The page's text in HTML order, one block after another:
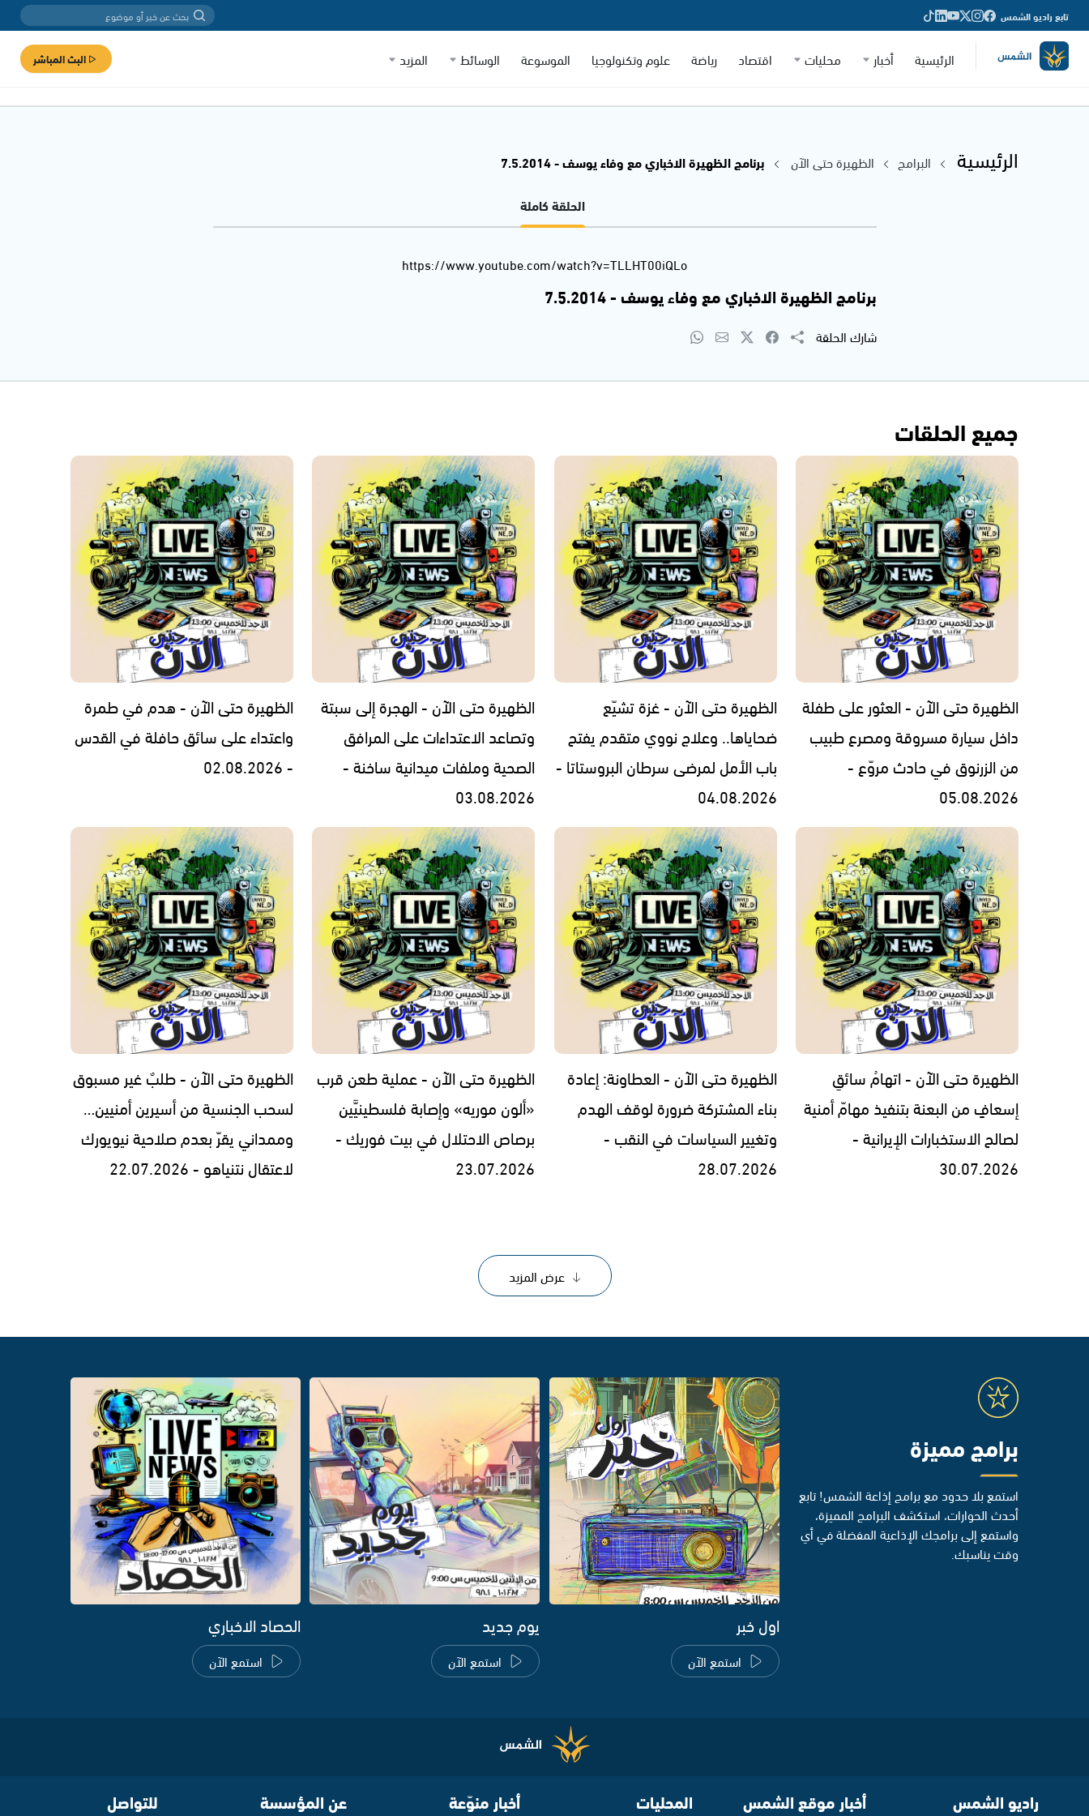
تابع راديو الشمس
الرئيسية أخبار محليات اقتصاد رياضة علوم وتكنولوجيا الموسوعة الوسائط المزيد البث المباشر
الرئيسية البرامج الظهيرة حتى الآن
برنامج الظهيرة الاخباري مع وفاء يوسف - 7.5.2014
الحلقة كاملة
https://www.youtube.com/watch?v=TLLHT00iQLo
برنامج الظهيرة الاخباري مع وفاء يوسف - 7.5.2014
شارك الحلقة
جميع الحلقات
الظهيرة حتى الآن - العثور على طفلة
داخل سيارة مسروقة ومصرع طبيب
من الزرنوق في حادث مروّع -
05.08.2026
الظهيرة حتى الآن - غزة تشيّع
ضحاياها.. وعلاج نووي متقدم يفتح
باب الأمل لمرضى سرطان البروستاتا -
04.08.2026
الظهيرة حتى الآن - الهجرة إلى سبتة
وتصاعد الاعتداءات على المرافق
الصحية وملفات ميدانية ساخنة -
03.08.2026
الظهيرة حتى الآن - هدم في طمرة
واعتداء على سائق حافلة في القدس
- 02.08.2026
الظهيرة حتى الآن - اتهامُ سائقِ
إسعافٍ من البعنة بتنفيذ مهامّ أمنية
لصالح الاستخبارات الإيرانية -
30.07.2026
الظهيرة حتى الآن - العطاونة: إعادة
بناء المشتركة ضرورة لوقف الهدم
وتغيير السياسات في النقب -
28.07.2026
الظهيرة حتى الآن - عملية طعن قرب
«ألون موريه» وإصابة فلسطينيَّين
برصاص الاحتلال في بيت فوريك -
23.07.2026
الظهيرة حتى الآن - طلبٌ غير مسبوق
لسحب الجنسية من أسيرين أمنيين…
وممداني يقرّ بعدم صلاحية نيويورك
لاعتقال نتنياهو - 22.07.2026
عرض المزيد
برامج مميزة
استمع بلا حدود مع برامج إذاعة الشمس! تابع
أحدث الحوارات، استكشف البرامج المميزة،
واستمع إلى برامجك الإذاعية المفضلة في أي
وقت يناسبك.
اول خبر
استمع الآن
يوم جديد
استمع الآن
الحصاد الاخباري
استمع الآن
راديو الشمس أخبار موقع الشمس المحليات أخبار منوّعة عن المؤسسة للتواصل